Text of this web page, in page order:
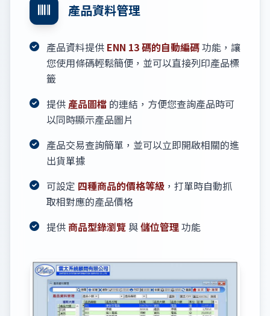
產品資料管理
產品資料提供 ENN 13 碼的自動編碼功能，讓
您使用條碼輕鬆簡便，並可以直接列印產品標
籤
提供 產品圖檔 的連結，方便您查詢產品時可
以同時顯示產品圖片
產品交易查詢簡單，並可以立即開啟相關的進
出貨單據
可設定 四種商品的價格等級 ，打單時自動抓
取相對應的產品價格
提供商品型錄瀏覽 與儲位管理功能